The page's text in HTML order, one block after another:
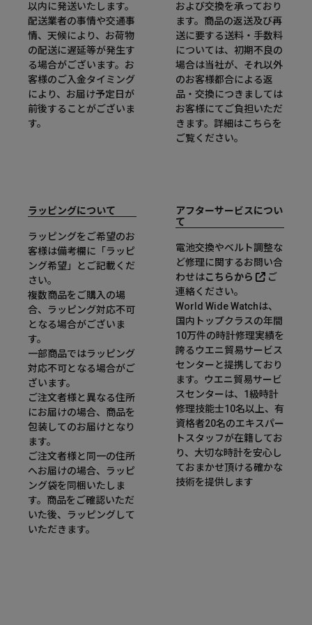
以内に発送いたします。
配送業者の事情や交通事
情、天候により、お荷物
の配送に遅延等が発生す
る場合がございます。お
客様のご入金タイミング
により、お届け予定日が
前後することがございま
す。
および交換を承っており
ます。商品の返送及び再
送に要する送料・手数料
については、初期不良の
場合は当社が、それ以外
のお客様都合による返
品・交換につきましては
お客様にてご負担いただ
きます。詳細はこちらを
ご覧ください。
ラッピングについて
ラッピングをご希望のお
客様は備考欄に「ラッピ
ング希望」とご記載くだ
さい。
複数商品をご購入の場
合、ラッピング対応不可
となる場合がございま
す。
一部商品ではラッピング
対応不可となる場合がご
ざいます。
ご注文者様と異なる住所
にお届けの場合、商品を
包装してのお届けとなり
ます。
ご注文者様と同一の住所
へお届けの場合、ラッピ
ング袋を同梱いたしま
す。商品をご確認いただ
いた後、ラッピングして
いただきます。
アフターサービスについ
て
電池交換やベルト調整な
ど修理に関するお問い合
わせはこちらから
ご
連絡ください。
World Wide Watchは、
国内トップクラスの年間
10万件の時計修理実績を
誇るウエニ貿易サービス
センターと提携しており
ます。ウエニ貿易サービ
スセンターは、1級時計
修理技能士10名以上、有
資格者20名のエキスパー
トスタッフが在籍してお
り、大切な時計を安心し
ておまかせ頂ける確かな
技術を提供します